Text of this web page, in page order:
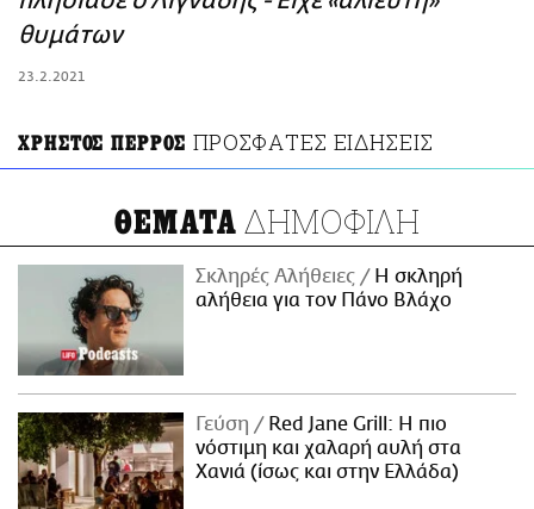
ΑΜΠΑ
θυμάτων
23.2.2021
ΧΡΗΣΤΟΣ ΠΕΡΡΟΣ ΠΡΟΣΦΑΤΕΣ ΕΙΔΗΣΕΙΣ
ΘΕΜΑΤΑ ΔΗΜΟΦΙΛΗ
Σκληρές Αλήθειες
H σκληρή
αλήθεια για τον Πάνο Βλάχο
Γεύση
Red Jane Grill: Η πιο
νόστιμη και χαλαρή αυλή στα
Χανιά (ίσως και στην Ελλάδα)